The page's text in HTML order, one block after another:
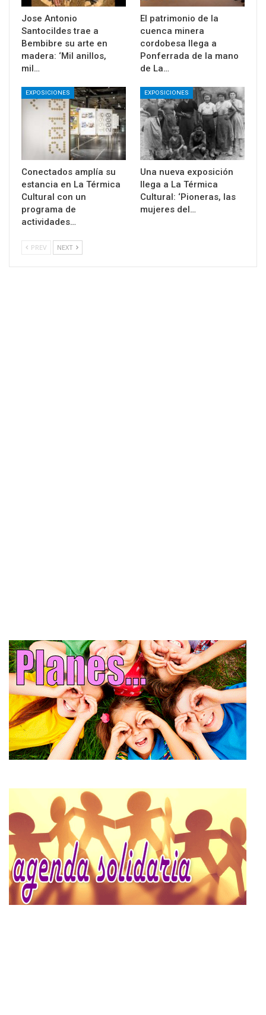
Jose Antonio
Santocildes trae a
Bembibre su arte en
madera: ‘Mil anillos,
mil…
El patrimonio de la
cuenca minera
cordobesa llega a
Ponferrada de la mano
de La…
EXPOSICIONES
Conectados amplía su
estancia en La Térmica
Cultural con un
programa de
actividades…
EXPOSICIONES
Una nueva exposición
llega a La Térmica
Cultural: ‘Pioneras, las
mujeres del…
PREV NEXT